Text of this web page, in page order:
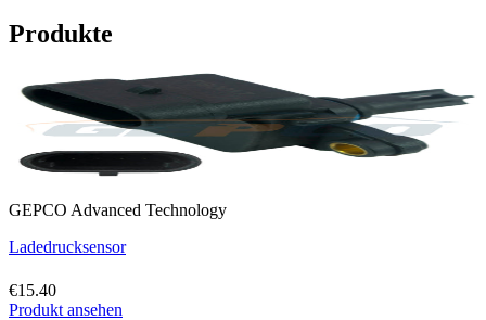
Produkte
GEPCO Advanced Technology
Ladedrucksensor
€15.40
Produkt ansehen